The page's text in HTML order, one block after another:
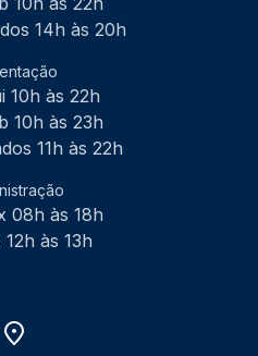
14h às 20h
10h às 22h
10h às 23h
11h às 22h
08h às 18h
às 13h